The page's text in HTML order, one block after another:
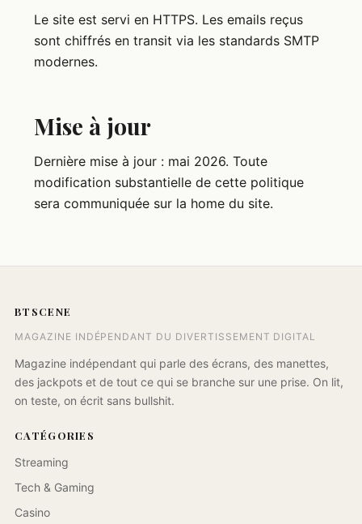
Le site est servi en HTTPS. Les emails reçus
sont chiffrés en transit via les standards SMTP
modernes.
Mise à jour
Dernière mise à jour : mai 2026. Toute
modification substantielle de cette politique
sera communiquée sur la home du site.
BTSCENE
MAGAZINE INDÉPENDANT DU DIVERTISSEMENT DIGITAL
Magazine indépendant qui parle des écrans, des manettes,
des jackpots et de tout ce qui se branche sur une prise. On lit,
on teste, on écrit sans bullshit.
CATÉGORIES
Streaming
Tech & Gaming
Casino